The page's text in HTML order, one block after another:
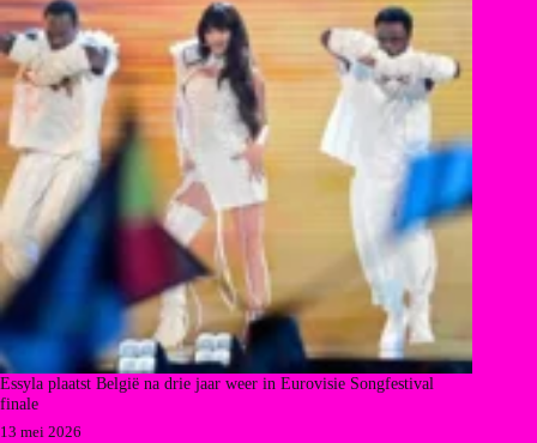
Essyla plaatst België na drie jaar weer in Eurovisie Songfestival
finale
13 mei 2026